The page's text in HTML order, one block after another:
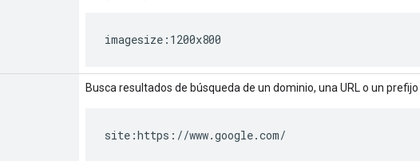
imagesize:1200x800
Busca resultados de búsqueda de un dominio, una URL o un
site:https://www.google.com/